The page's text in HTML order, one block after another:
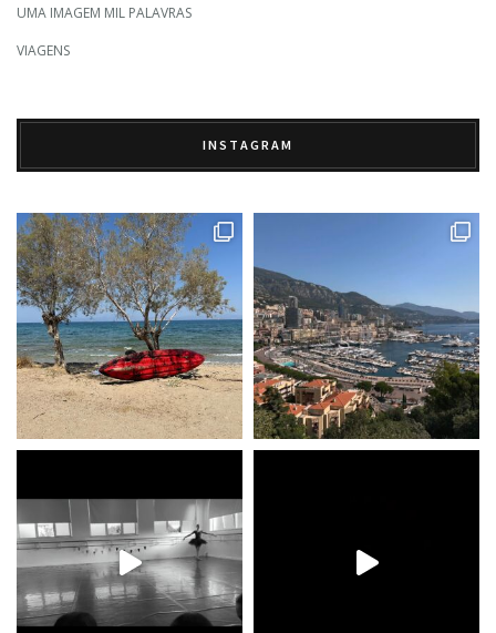
UMA IMAGEM MIL PALAVRAS
VIAGENS
INSTAGRAM